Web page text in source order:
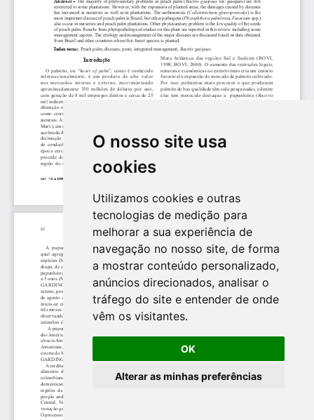
O nosso site usa
cookies
Utilizamos cookies e outras
tecnologias de medição para
melhorar a sua experiência de
navegação no nosso site, de forma
a mostrar conteúdo personalizado,
anúncios direcionados, analisar o
tráfego do site e entender de onde
vêm os visitantes.
OK
Alterar as minhas preferências